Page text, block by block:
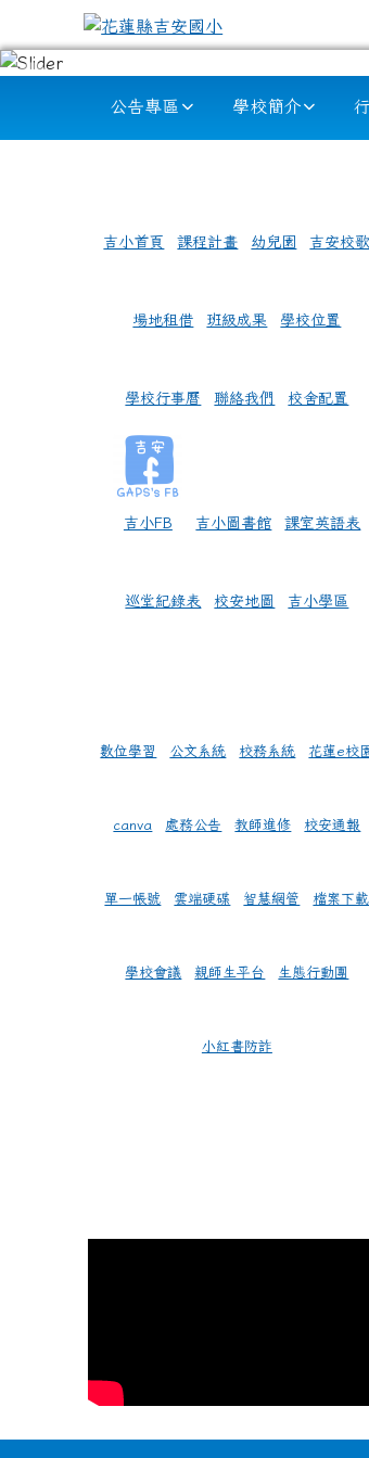
跳至主內容區
花蓮縣吉安國小
公告專區 學校簡介
吉小首頁 課程計畫 幼兒園 吉安校歌
場地租借 班級成果 學校位置
學校行事曆 聯絡我們 校舍配置
吉小FB 吉小圖書館 課室英語表
巡堂紀錄表 校安地圖 吉小學區
數位學習 公文系統 校務系統 花蓮e校
canva 處務公告 教師進修 校安通報
單一帳號 雲端硬碟 智慧網管 檔案下載
學校會議 親師生平台 生態行動團
小紅書防詐